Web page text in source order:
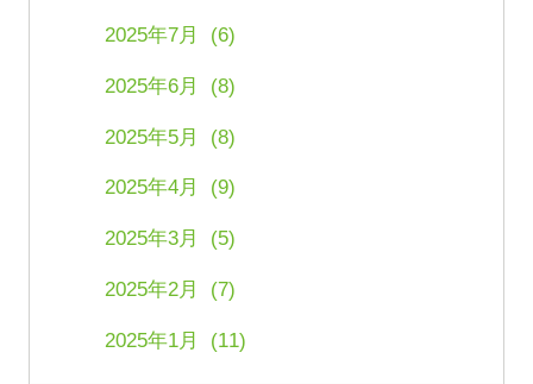
2025年7月 (6)
2025年6月 (8)
2025年5月 (8)
2025年4月 (9)
2025年3月 (5)
2025年2月 (7)
2025年1月 (11)